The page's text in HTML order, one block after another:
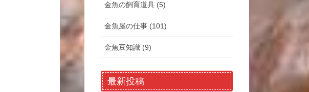
金魚の飼育道具 (5)
金魚屋の仕事 (101)
金魚豆知識 (9)
最新投稿